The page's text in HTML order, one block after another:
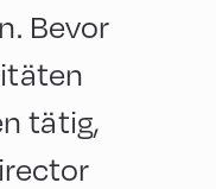
Bevor
tätig,